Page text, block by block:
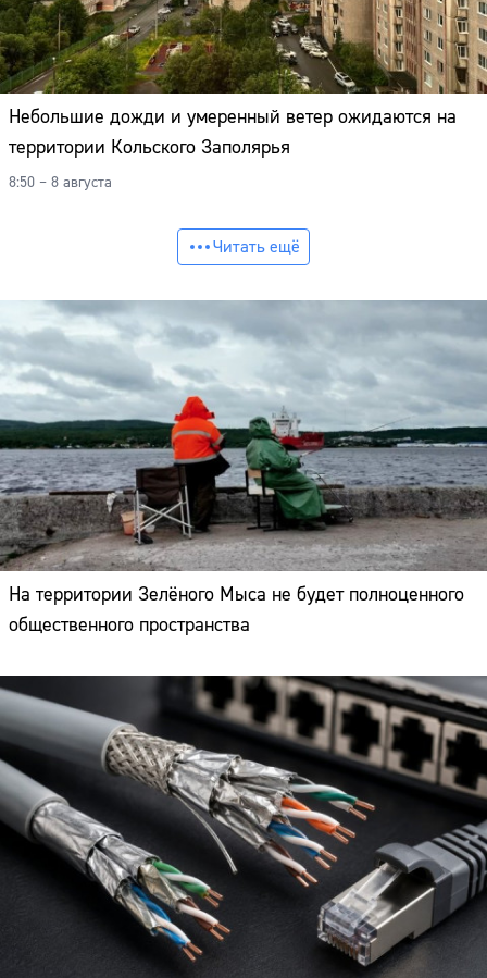
Небольшие дожди и умеренный ветер ожидаются на
территории Кольского Заполярья
8:50 – 8 августа
Читать ещё
На территории Зелёного Мыса не будет полноценного
общественного пространства